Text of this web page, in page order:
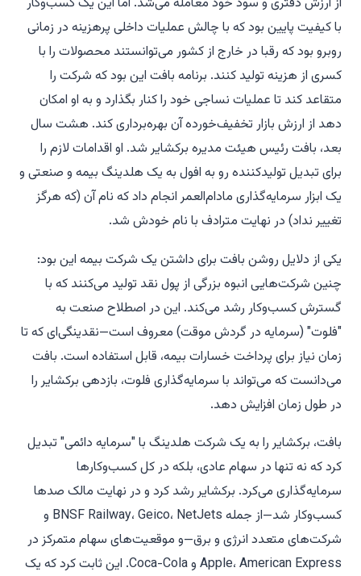
با کیفیت پایین بود که با چالش عملیات داخلی پرهزینه در زمانی
روبرو بود که رقبا در خارج از کشور می‌توانستند محصولات را با
کسری از هزینه تولید کنند. برنامه بافت این بود که شرکت را
متقاعد کند تا عملیات نساجی خود را کنار بگذارد و به او امکان
دهد از ارزش بازار تخفیف‌خورده آن بهره‌برداری کند. هشت سال
بعد، بافت رئیس هیئت مدیره برکشایر شد. او اقدامات لازم را
برای تبدیل تولیدکننده رو به افول به یک هلدینگ بیمه و صنعتی و
یک ابزار سرمایه‌گذاری مادام‌العمر انجام داد که نام آن (که هرگز
تغییر نداد) در نهایت مترادف با نام خودش شد.
یکی از دلایل روشن بافت برای داشتن یک شرکت بیمه این بود:
چنین شرکت‌هایی انبوه بزرگی از پول نقد تولید می‌کنند که با
گسترش کسب‌وکار رشد می‌کند. این در اصطلاح صنعت به
"فلوت" (سرمایه در گردش موقت) معروف است—نقدینگی‌ای که تا
زمان نیاز برای پرداخت خسارات بیمه، قابل استفاده است. بافت
می‌دانست که می‌تواند با سرمایه‌گذاری فلوت، بازدهی برکشایر را
در طول زمان افزایش دهد.
بافت، برکشایر را به یک شرکت هلدینگ با "سرمایه دائمی" تبدیل
کرد که نه تنها در سهام عادی، بلکه در کل کسب‌وکارها
سرمایه‌گذاری می‌کرد. برکشایر رشد کرد و در نهایت مالک صدها
کسب‌وکار شد—از جمله BNSF Railway، Geico، NetJets و
شرکت‌های متعدد انرژی و برق—و موقعیت‌های سهام متمرکز در
Apple، American Express و Coca-Cola. این ثابت کرد که یک